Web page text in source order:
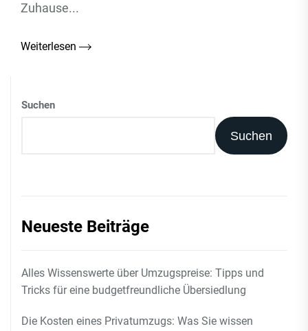
Zuhause...
Weiterlesen
Suchen
Suchen
Neueste Beiträge
Alles Wissenswerte über Umzugspreise: Tipps und
Tricks für eine budgetfreundliche Übersiedlung
Die Kosten eines Privatumzugs: Was Sie wissen